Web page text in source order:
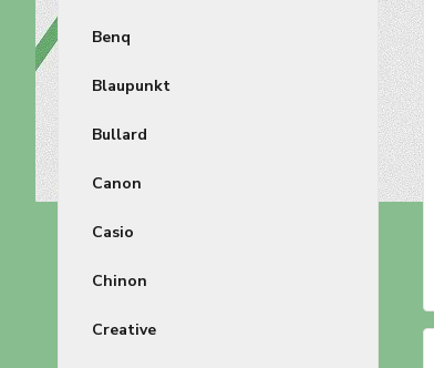
Benq
Blaupunkt
Bullard
Canon
Casio
Chinon
Creative